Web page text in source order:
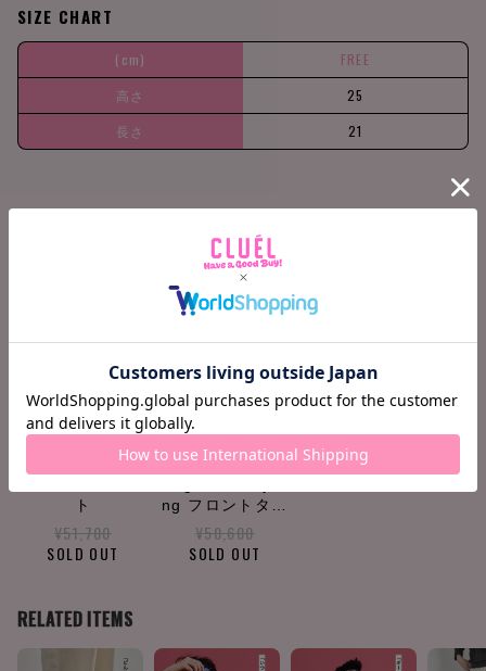
SIZE CHART
(cm)
FREE
高さ
25
長さ
21
ト
¥51,700
SOLD OUT
ng フロントタッ
クパンツ
¥50,600
SOLD OUT